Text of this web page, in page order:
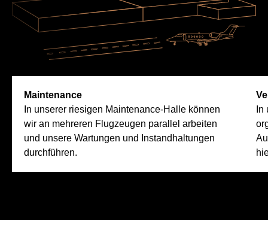
Maintenance
In unserer riesigen Maintenance-Halle können
wir an mehreren Flugzeugen parallel arbeiten
und unsere Wartungen und Instandhaltungen
durchführen.